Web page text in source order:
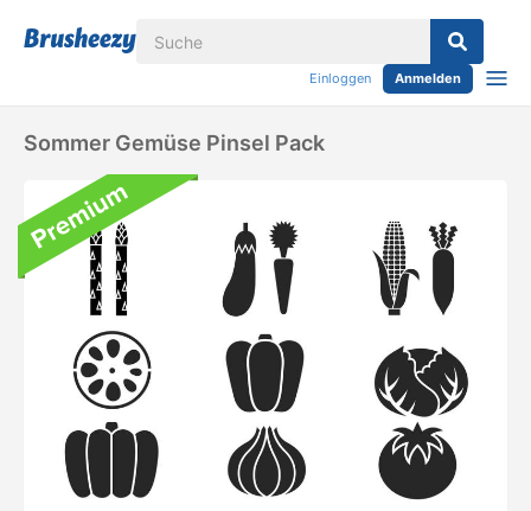
Einloggen Anmelden
Sommer Gemüse Pinsel Pack